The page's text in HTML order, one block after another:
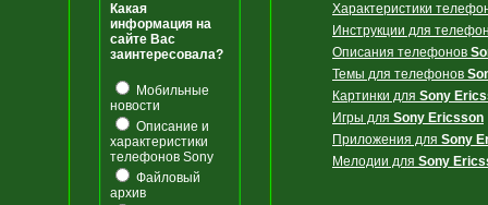
Какая
информация на
сайте Вас
заинтересовала?
Мобильные
новости
Описание и
характеристики
телефонов Sony
Файловый
архив
Характеристики
Инструкции для
Описания телефонов
Темы для телефонов
Картинки для Sony
Игры для Sony Ericsson
Приложения для Sony
Мелодии для Sony